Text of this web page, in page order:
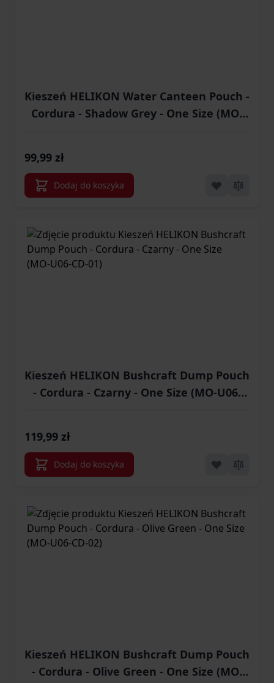
Kieszeń HELIKON Water Canteen Pouch -
Cordura - Shadow Grey - One Size (MO-
99,99 zł
Dodaj do koszyka
Kieszeń HELIKON Bushcraft Dump Pouch
- Cordura - Czarny - One Size (MO-U06-
119,99 zł
Dodaj do koszyka
Kieszeń HELIKON Bushcraft Dump Pouch
- Cordura - Olive Green - One Size (MO-